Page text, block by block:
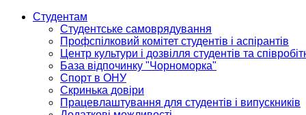
Студентам
Студентське самоврядування
Профспілковий комітет студентів і аспірантів
Центр культури і дозвілля студентів та
База відпочинку "Чорноморка"
Спорт в ОНУ
Скринька довіри
Працевлаштування для студентів і випускників